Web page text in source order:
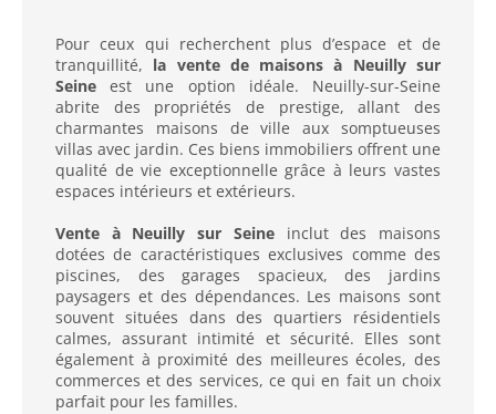
Pour ceux qui recherchent plus d’espace et de
tranquillité, la vente de maisons à Neuilly sur
Seine est une option idéale. Neuilly-sur-Seine
abrite des propriétés de prestige, allant des
charmantes maisons de ville aux somptueuses
villas avec jardin. Ces biens immobiliers offrent une
qualité de vie exceptionnelle grâce à leurs vastes
espaces intérieurs et extérieurs.
Vente à Neuilly sur Seineinclut des maisons
dotées de caractéristiques exclusives comme des
piscines, des garages spacieux, des jardins
paysagers et des dépendances. Les maisons sont
souvent situées dans des quartiers résidentiels
calmes, assurant intimité et sécurité. Elles sont
également à proximité des meilleures écoles, des
commerces et des services, ce qui en fait un choix
parfait pour les familles.